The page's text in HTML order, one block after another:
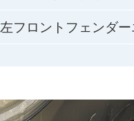
左フロントフェンダ